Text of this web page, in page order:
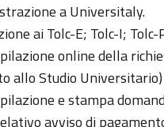
a Universitaly.
ai Tolc-E; Tolc-I; Tolc-
online della
allo Studio
e stampa
avviso di